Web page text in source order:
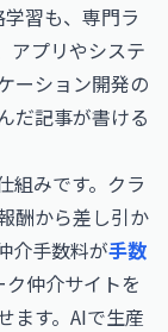
習も、専門ラ
アプリやシステ
ーション開発の
だ記事が書ける
組みです。クラ
酬から差し引か
介手数料が手数
仲介サイトを
ます。AIで生産